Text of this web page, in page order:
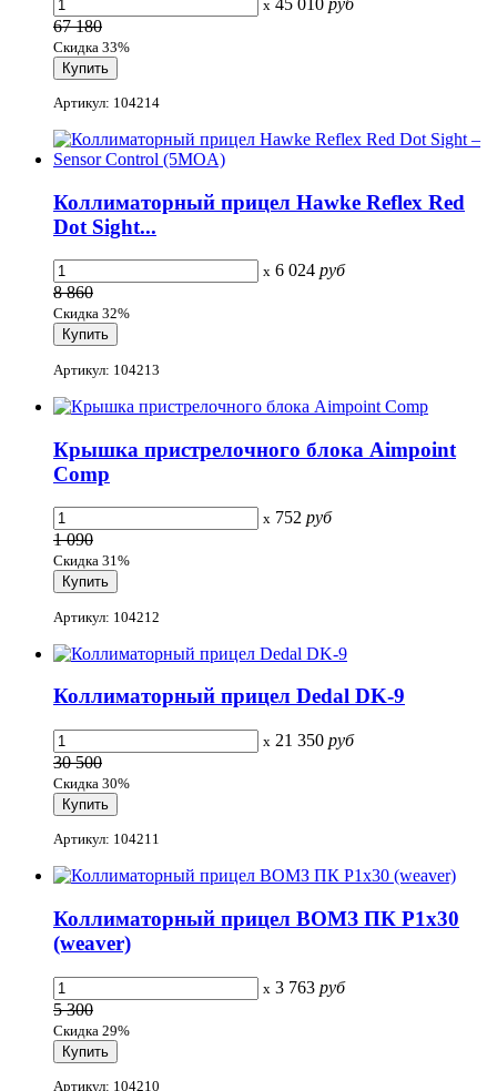
x
67 180
Скидка 33%
Артикул: 104214
Коллиматорный прицел Hawke Reflex Red
Dot Sight...
x 6 024 руб
8 860
Скидка 32%
Артикул: 104213
Крышка пристрелочного блока Aimpoint
Comp
x 752 руб
1 090
Скидка 31%
Артикул: 104212
Коллиматорный прицел Dedal DK-9
x 21 350 руб
30 500
Скидка 30%
Артикул: 104211
Коллиматорный прицел ВОМЗ ПК Р1х30
(weaver)
x 3 763 руб
5 300
Скидка 29%
Артикул: 104210